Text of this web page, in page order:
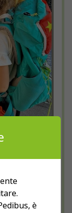
nel
lungo la
territorio
è